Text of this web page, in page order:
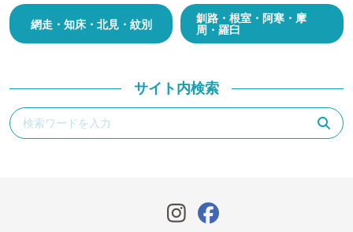
網走・知床・北見・紋別 釧路・根室・阿寒・摩
周・羅臼
サイト内検索